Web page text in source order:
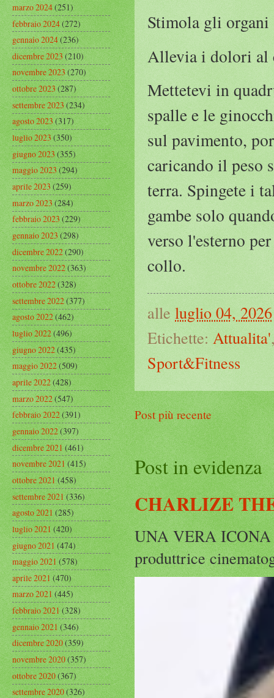
Stimola gli organi
Allevia i dolori al
Mettetevi in
spalle e le
sul pavimento,
caricando il peso
terra. Spingete i
gambe solo
verso l'esterno
collo.
alle luglio 04, 2026
Etichette: Attualita'
Sport&Fitness
Post più recente
Post in evidenza
CHARLIZE
UNA VERA ICONA
produttrice
marzo 2024(251)
febbraio 2024(272)
gennaio 2024(236)
dicembre 2023(210)
novembre 2023(270)
ottobre 2023(287)
settembre 2023(234)
agosto 2023(317)
luglio 2023(350)
giugno 2023(355)
maggio 2023(294)
aprile 2023(259)
marzo 2023(284)
febbraio 2023(229)
gennaio 2023(298)
dicembre 2022(290)
novembre 2022(363)
ottobre 2022(328)
settembre 2022(377)
agosto 2022(462)
luglio 2022(496)
giugno 2022(435)
maggio 2022(509)
aprile 2022(428)
marzo 2022(547)
febbraio 2022(391)
gennaio 2022(397)
dicembre 2021(461)
novembre 2021(415)
ottobre 2021(458)
settembre 2021(336)
agosto 2021(285)
luglio 2021(420)
giugno 2021(474)
maggio 2021(578)
aprile 2021(470)
marzo 2021(445)
febbraio 2021(328)
gennaio 2021(346)
dicembre 2020(359)
novembre 2020(357)
ottobre 2020(367)
settembre 2020(326)